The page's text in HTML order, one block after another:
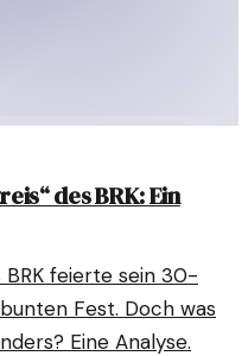
des BRK: Ein
BRK feierte sein 30-
Fest. Doch was
Eine Analyse.